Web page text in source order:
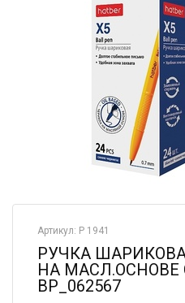
Артикул: Р 1941
РУЧКА
НА МАСЛ.ОСНОВЕ
ВР_062567